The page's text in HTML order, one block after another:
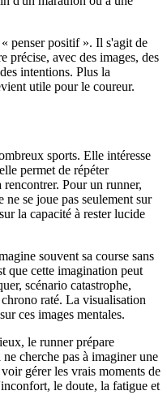
penser positif ». Il s'agit de
précise, avec des images, des
intentions. Plus la
utile pour le coureur.
sports. Elle intéresse
permet de répéter
Pour un runner,
ne se joue pas seulement sur
la capacité à rester lucide
souvent sa course sans
que cette imagination peut
scénario catastrophe,
raté. La visualisation
ces images mentales.
le runner prépare
cherche pas à imaginer une
gérer les vrais moments de
le doute, la fatigue et